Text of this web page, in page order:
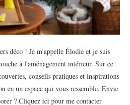
déco ! Je m'appelle Élodie et je suis
à l'aménagement intérieur. Sur ce
conseils pratiques et inspirations
en un espace qui vous ressemble. Envie
? Cliquez ici pour me contacter.